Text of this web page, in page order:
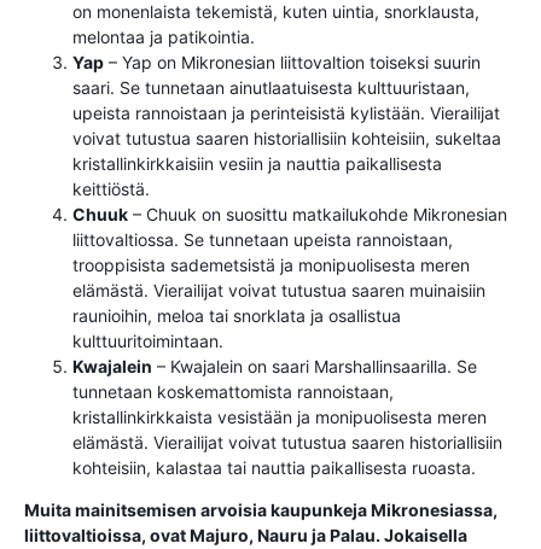
on monenlaista tekemistä, kuten uintia, snorklausta,
melontaa ja patikointia.
Yap – Yap on Mikronesian liittovaltion toiseksi suurin
saari. Se tunnetaan ainutlaatuisesta kulttuuristaan,
upeista rannoistaan ​​ja perinteisistä kylistään. Vierailijat
voivat tutustua saaren historiallisiin kohteisiin, sukeltaa
kristallinkirkkaisiin vesiin ja nauttia paikallisesta
keittiöstä.
Chuuk – Chuuk on suosittu matkailukohde Mikronesian
liittovaltiossa. Se tunnetaan upeista rannoistaan,
trooppisista sademetsistä ja monipuolisesta meren
elämästä. Vierailijat voivat tutustua saaren muinaisiin
raunioihin, meloa tai snorklata ja osallistua
kulttuuritoimintaan.
Kwajalein – Kwajalein on saari Marshallinsaarilla. Se
tunnetaan koskemattomista rannoistaan,
kristallinkirkkaista vesistään ja monipuolisesta meren
elämästä. Vierailijat voivat tutustua saaren historiallisiin
kohteisiin, kalastaa tai nauttia paikallisesta ruoasta.
Muita mainitsemisen arvoisia kaupunkeja Mikronesiassa,
liittovaltioissa, ovat Majuro, Nauru ja Palau. Jokaisella